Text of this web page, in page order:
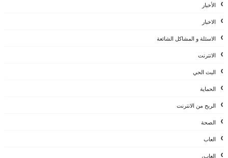
الأخبار
الاخبار
الاسئلة و المشاكل الشائعة
الانترنت
البث الحي
الحماية
الربح من الانترنت
الصحة
العاب
العاب،